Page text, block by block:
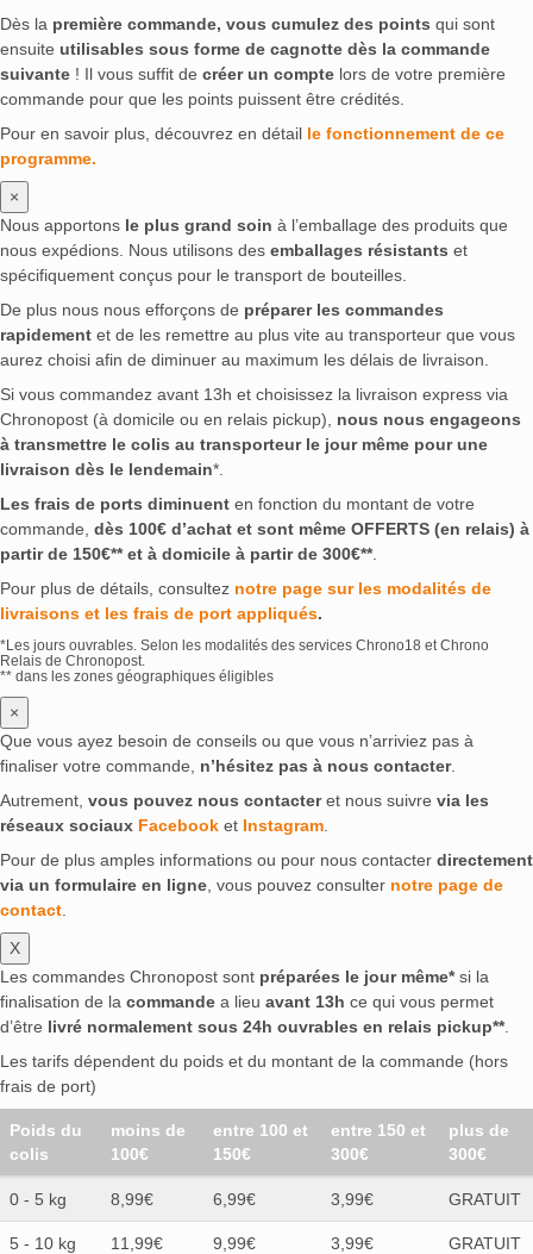
Dès la première commande, vous cumulez des points qui sont
ensuite utilisables sous forme de cagnotte dès la commande
suivante ! Il vous suffit de créer un compte lors de votre première
commande pour que les points puissent être crédités.
Pour en savoir plus, découvrez en détail le fonctionnement de ce
programme.
×
Nous apportons le plus grand soin à l’emballage des produits que
nous expédions. Nous utilisons des emballages résistants et
spécifiquement conçus pour le transport de bouteilles.
De plus nous nous efforçons de préparer les commandes
rapidement et de les remettre au plus vite au transporteur que vous
aurez choisi afin de diminuer au maximum les délais de livraison.
Si vous commandez avant 13h et choisissez la livraison express via
Chronopost (à domicile ou en relais pickup), nous nous engageons
à transmettre le colis au transporteur le jour même pour une
livraison dès le lendemain*.
Les frais de ports diminuent en fonction du montant de votre
commande, dès 100€ d’achat et sont même OFFERTS (en relais) à
partir de 150€** et à domicile à partir de 300€**.
Pour plus de détails, consultez notre page sur les modalités de
livraisons et les frais de port appliqués.
*Les jours ouvrables. Selon les modalités des services Chrono18 et Chrono
Relais de Chronopost.
** dans les zones géographiques éligibles
×
Que vous ayez besoin de conseils ou que vous n’arriviez pas à
finaliser votre commande, n’hésitez pas à nous contacter.
Autrement, vous pouvez nous contacteret nous suivre via les
réseaux sociaux Facebook et Instagram
Pour de plus amples informations ou pour nous contacter directement
via un formulaire en ligne , vous pouvez consulter notre page de
contact
X
Les commandes Chronopost sont préparées le jour même*si la
finalisation de la commande a lieu avant 13h ce qui vous permet
d’être livré normalement sous 24h ouvrables en relais pickup**.
Les tarifs dépendent du poids et du montant de la commande (hors
frais de port)
Poids du
colis
moins de
100€
entre 100 et
150€
entre 150 et
300€
plus de
300€
0 - 5 kg 8,99€ 6,99€ 3,99€ GRATUIT
5 - 10 kg 11,99€ 9,99€ 3,99€ GRATUIT